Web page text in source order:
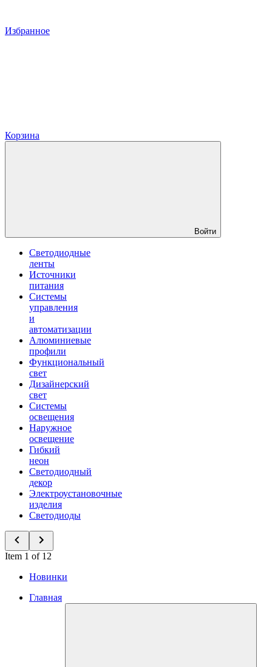
Избранное
Корзина
Войти
Светодиодные
ленты
Источники
питания
Системы
управления
и
автоматизации
Алюминиевые
профили
Функциональный
свет
Дизайнерский
свет
Системы
освещения
Наружное
освещение
Гибкий
неон
Светодиодный
декор
Электроустановочные
изделия
Светодиоды
Item 1 of 12
Новинки
Главная